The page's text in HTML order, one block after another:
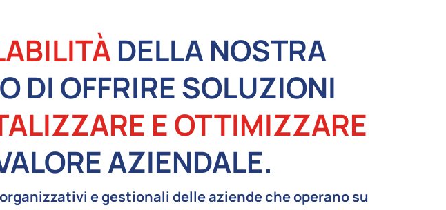
DELLA NOSTRA
DI OFFRIRE SOLUZIONI
E OTTIMIZZARE
AZIENDALE.
e gestionali delle aziende che operano su